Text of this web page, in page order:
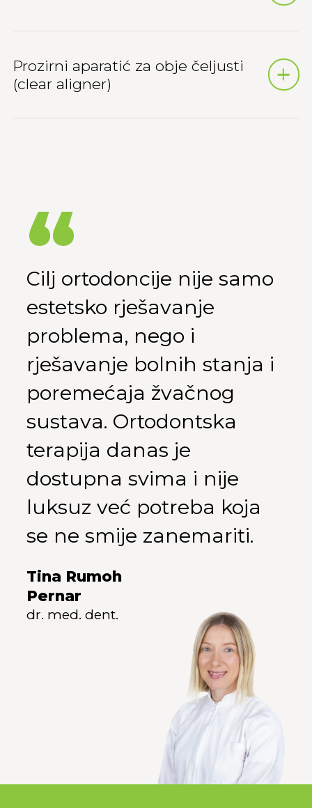
Prozirni aparatić za obje čeljusti
(clear aligner)
Cilj ortodoncije nije samo
estetsko rješavanje
problema, nego i
rješavanje bolnih stanja i
poremećaja žvačnog
sustava. Ortodontska
terapija danas je
dostupna svima i nije
luksuz već potreba koja
se ne smije zanemariti.
Tina Rumoh
Pernar
dr. med. dent.